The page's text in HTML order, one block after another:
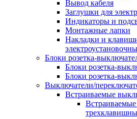
Вывод кабеля
Заглушки для
Индикаторы и
Монтажные лапки
Накладки и
Блоки розетка-
Блоки розетка-
Блоки розетка-
Выключатели/
Встраиваемые